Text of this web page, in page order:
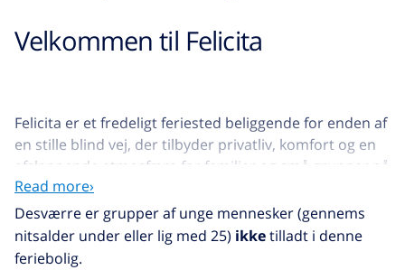
Velkommen til Felicita
Felicita er et fredeligt feriested beliggende for enden af ​​
en stille blind vej, der tilbyder privatliv, komfort og en
afslappende atmosfære for familier og små grupper på
op til 6 gæster.
Ejendommen inkluderer en privat parkeringsplads og
ligger kun 7 km fra de smukke strande i Lloret de Mar,
Read more›
Desværre er grupper af unge mennesker (gennems
nitsalder under eller lig med 25) ikketilladt i denne
feriebolig.